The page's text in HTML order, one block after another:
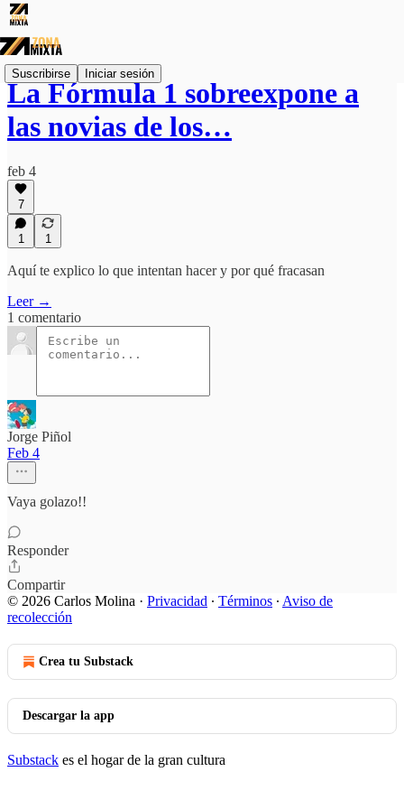
Suscribirse Iniciar sesión
La Fórmula 1 sobreexpone a
las novias de los…
feb 4
7
1 1
Aquí te explico lo que intentan hacer y por qué fracasan
Leer →
1 comentario
Jorge Piñol
Feb 4
Vaya golazo!!
Responder
Compartir
© 2026 Carlos Molina · Privacidad ∙ Términos ∙ Aviso de
recolección
Crea tu Substack
Descargar la app
Substack es el hogar de la gran cultura